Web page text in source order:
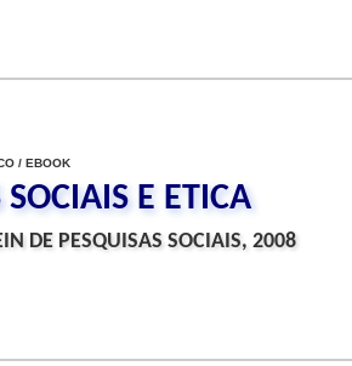
/ EBOOK
SOCIAIS E ETICA
DE PESQUISAS SOCIAIS, 2008